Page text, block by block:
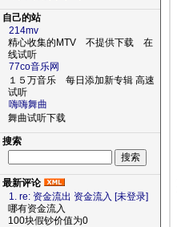
自己的站
214mv
精心收集的MTV 不提供下载 在
线试听
77co音乐网
１５万音乐 每日添加新专辑 高速
试听
嗨嗨舞曲
舞曲试听下载
搜索
最新评论
1. re: 资金流出 资金流入 [未登录]
哪有资金流入
100块假钞价值为0